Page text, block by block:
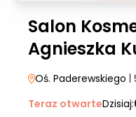
Salon
Agnieszka
Oś. Paderewskiego
Teraz otwarteDzisiaj: